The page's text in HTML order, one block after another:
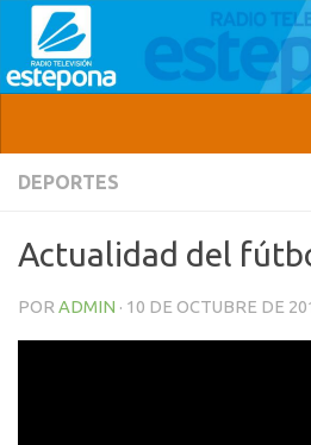
DEPORTES
Actualidad del
POR ADMIN · 10 DE OCTUBRE DE